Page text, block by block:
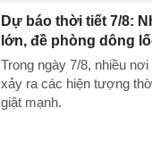
Dự báo thời tiết 7/8:
lớn, đề phòng dông
Trong ngày 7/8, nhiều
xảy ra các hiện tượng
giật mạnh.